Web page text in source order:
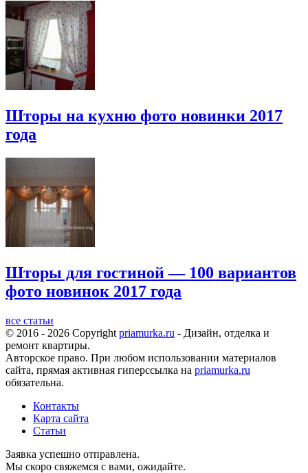
Шторы на кухню фото новинки 2017
года
Шторы для гостиной — 100 вариантов
фото новинок 2017 года
все статьи
© 2016 - 2026 Copyright priamurka.ru - Дизайн, отделка и
ремонт квартиры.
Авторское право. При любом использовании материалов
сайта, прямая активная гиперссылка на priamurka.ru
обязательна.
Контакты
Карта сайта
Статьи
Заявка успешно отправлена.
Мы скоро свяжемся с вами, ожидайте.